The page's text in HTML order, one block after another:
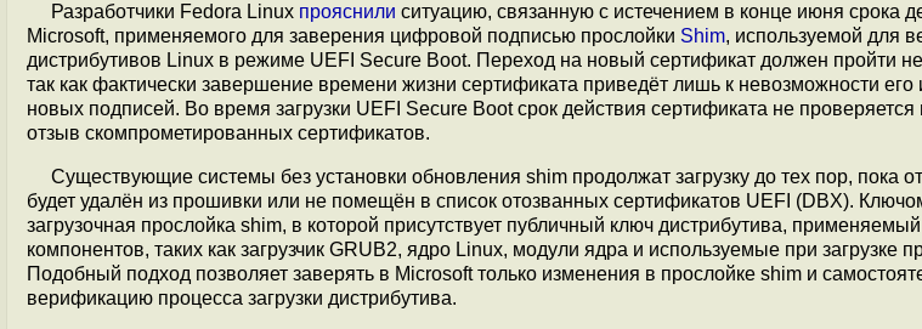
Разработчики Fedora Linux прояснили ситуацию, связанную с истечением в конце июня срока
Microsoft, применяемого для заверения цифровой подписью прослойки Shim, используемой для
дистрибутивов Linux в режиме UEFI Secure Boot. Переход на новый сертификат должен пройти
так как фактически завершение времени жизни сертификата приведёт лишь к невозможности его
новых подписей. Во время загрузки UEFI Secure Boot срок действия сертификата не проверяется
отзыв скомпрометированных сертификатов.
Существующие системы без установки обновления shim продолжат загрузку до тех пор, пока
будет удалён из прошивки или не помещён в список отозванных сертификатов UEFI (DBX).
загрузочная прослойка shim, в которой присутствует публичный ключ дистрибутива,
компонентов, таких как загрузчик GRUB2, ядро Linux, модули ядра и используемые при загрузке
Подобный подход позволяет заверять в Microsoft только изменения в прослойке shim и
верификацию процесса загрузки дистрибутива.